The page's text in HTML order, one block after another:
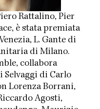
Rattalino, Pier
è stata premiata
L. Gante di
di Milano.
collabora
Selvaggi di Carlo
Lorenza Borrani,
Agosti,